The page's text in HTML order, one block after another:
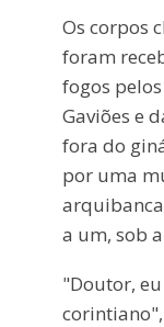
Os corpos
foram
fogos
Gaviões e
fora do
por uma
a um, sob
"Doutor,